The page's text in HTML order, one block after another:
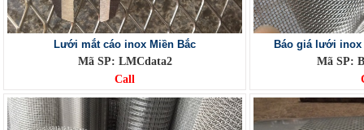
Lưới mắt cáo inox Miền Bắc
Mã SP: LMCdata2
Call
Báo giá lưới inox
Mã SP: